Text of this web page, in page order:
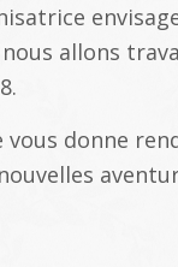
allons
vous donne